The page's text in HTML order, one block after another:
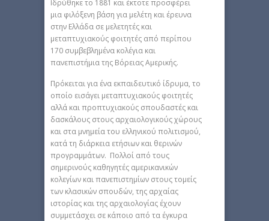
Ιδρύθηκε το 1881 και έκτοτε προσφέρει
μια φιλόξενη βάση για μελέτη και έρευνα
στην Ελλάδα σε μελετητές και
μεταπτυχιακούς φοιτητές από περίπου
170 συμβεβλημένα κολέγια και
πανεπιστήμια της Βόρειας Αμερικής.
Πρόκειται για ένα εκπαιδευτικό ίδρυμα, το
οποίο εισάγει μεταπτυχιακούς φοιτητές
αλλά και προπτυχιακούς σπουδαστές και
δασκάλους στους αρχαιολογικούς χώρους
και στα μνημεία του ελληνικού πολιτισμού,
κατά τη διάρκεια ετήσιων και θερινών
προγραμμάτων. Πολλοί από τους
σημερινούς καθηγητές αμερικανικών
κολεγίων και πανεπιστημίων στους τομείς
των κλασικών σπουδών, της αρχαίας
ιστορίας και της αρχαιολογίας έχουν
συμμετάσχει σε κάποιο από τα έγκυρα